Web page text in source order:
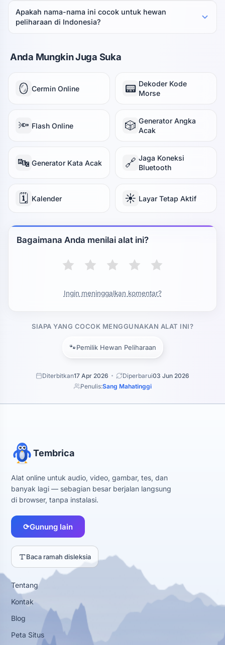
Apakah nama-nama ini cocok untuk hewan
peliharaan di Indonesia?
Anda Mungkin Juga Suka
🪞 Cermin Online 📟 Dekoder Kode
Morse
🔦 Flash Online 🎲 Generator Angka
Acak
🔤 Generator Kata Acak 🔗 Jaga Koneksi
Bluetooth
🗓️ Kalender ☀️ Layar Tetap Aktif
Bagaimana Anda menilai alat ini?
Ingin meninggalkan komentar?
SIAPA YANG COCOK MENGGUNAKAN ALAT INI?
🐾Pemilik Hewan Peliharaan
Diterbitkan17 Apr 2026 Diperbarui03 Jun 2026
Penulis:Sang Mahatinggi
Tembrica
Alat online untuk audio, video, gambar, tes, dan
banyak lagi — sebagian besar berjalan langsung
di browser, tanpa instalasi.
⟳Gunung lain
Baca ramah disleksia
Tentang
Kontak
Blog
Peta Situs